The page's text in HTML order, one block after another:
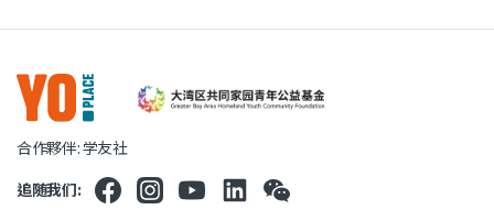
合作夥伴: 学友社
追随我们: